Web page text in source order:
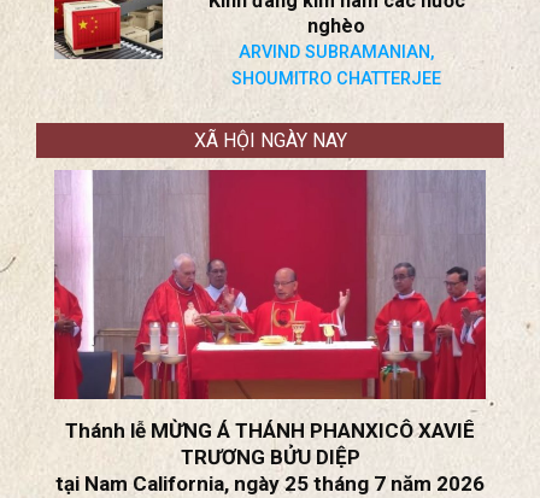
nghèo
ARVIND SUBRAMANIAN,
SHOUMITRO CHATTERJEE
XÃ HỘI NGÀY NAY
Thánh lễ MỪNG Á THÁNH PHANXICÔ XAVIÊ
TRƯƠNG BỬU DIỆP
tại Nam California, ngày 25 tháng 7 năm 2026